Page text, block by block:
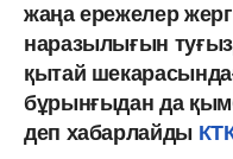
жаңа ережелер
наразылығын
қытай
бұрынғыдан да
деп хабарлайды